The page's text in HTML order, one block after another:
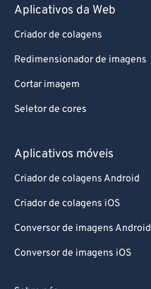
Aplicativos da Web
Criador de colagens
Redimensionador de imagens
Cortar imagem
Seletor de cores
Aplicativos móveis
Criador de colagens Android
Criador de colagens iOS
Conversor de imagens Android
Conversor de imagens iOS